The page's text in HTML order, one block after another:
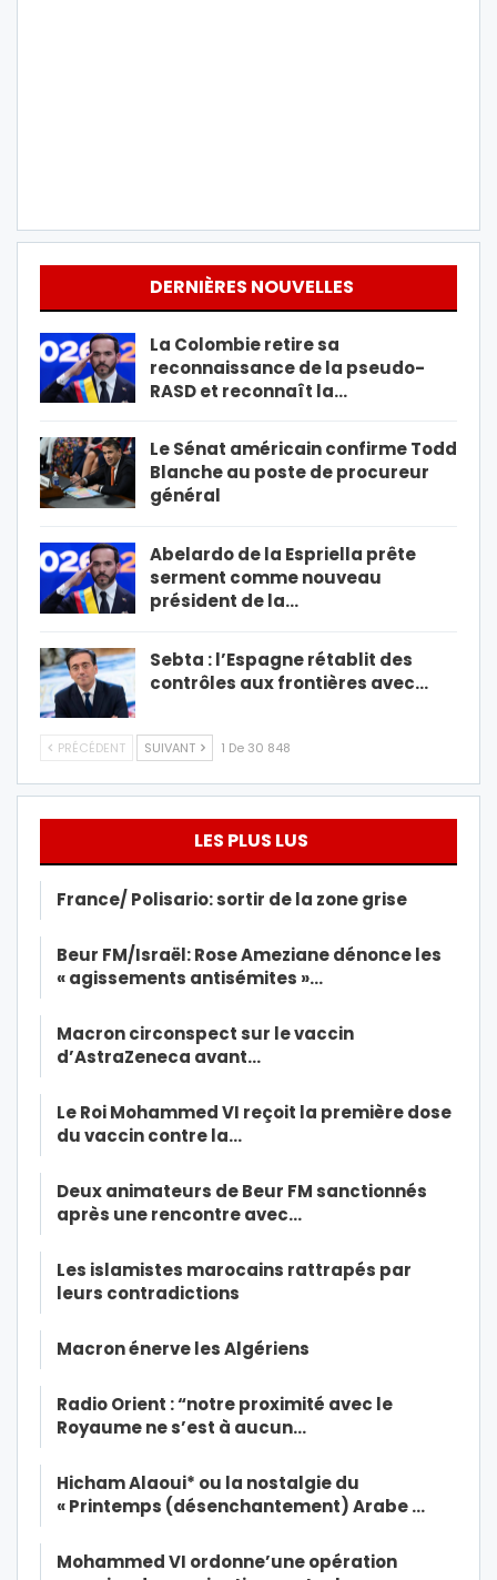
DERNIÈRES NOUVELLES
La Colombie retire sa
reconnaissance de la pseudo-
RASD et reconnaît la…
Le Sénat américain confirme Todd
Blanche au poste de procureur
général
Abelardo de la Espriella prête
serment comme nouveau
président de la…
Sebta : l’Espagne rétablit des
contrôles aux frontières avec…
PRÉCÉDENT SUIVANT 1 De 30 848
LES PLUS LUS
France/ Polisario: sortir de la zone grise
Beur FM/Israël: Rose Ameziane dénonce les
« agissements antisémites »…
Macron circonspect sur le vaccin
d’AstraZeneca avant…
Le Roi Mohammed VI reçoit la première dose
du vaccin contre la…
Deux animateurs de Beur FM sanctionnés
après une rencontre avec…
Les islamistes marocains rattrapés par
leurs contradictions
Macron énerve les Algériens
Radio Orient : “notre proximité avec le
Royaume ne s’est à aucun…
Hicham Alaoui* ou la nostalgie du
« Printemps (désenchantement) Arabe …
Mohammed VI ordonne’une opération